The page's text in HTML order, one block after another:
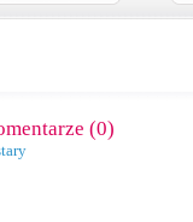
(0)